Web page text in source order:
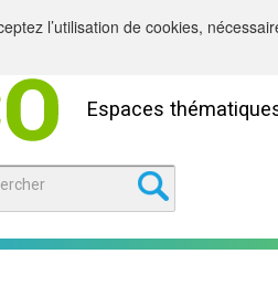
Espaces
l’utilisation de cookies,